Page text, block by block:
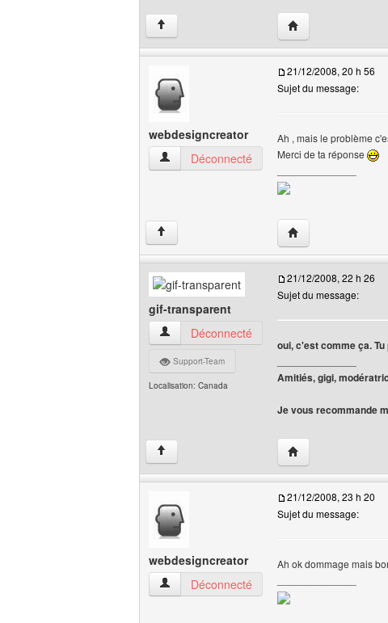
↑ Visiter le site web
webdesigncreator
webdesigncreator Voir le profil de l'utilisateur
Déconnecté
21/12/2008, 20 h 56
Sujet du message:
Ah , mais le problème
Merci de ta réponse
↑ Visiter le site web
gif-transparent
gif-transparent Voir le profil de l'utilisateur
Déconnecté
Support-Team
Localisation: Canada
21/12/2008, 22 h 26
Sujet du message:
oui, c'est comme ça.
Amitiés, gigi,
Je vous recommande
↑ Visiter le site web
webdesigncreator
webdesigncreator Voir le profil de l'utilisateur
Déconnecté
21/12/2008, 23 h 20
Sujet du message:
Ah ok dommage mais